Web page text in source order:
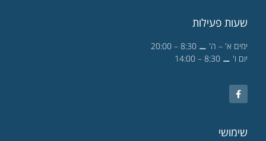
שעות פעילות
ימים א' – ה' ⚊ 8:30 – 20:00
יום ו' ⚊ 8:30 – 14:00
שימושי